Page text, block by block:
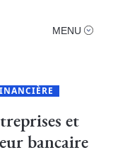
MENU
et
bancaire